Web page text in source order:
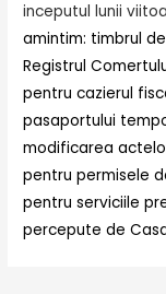
inceputul lunii
amintim: timbrul
Registrul
pentru cazierul
pasaportului
modificarea
pentru permisele
pentru serviciile
percepute de